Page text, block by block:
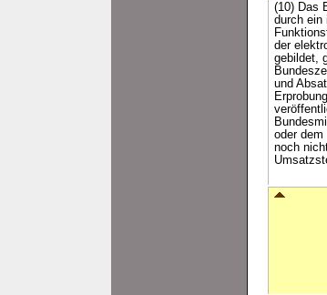
(10) Das
durch ein
der
gebildet,
und
oder
noch